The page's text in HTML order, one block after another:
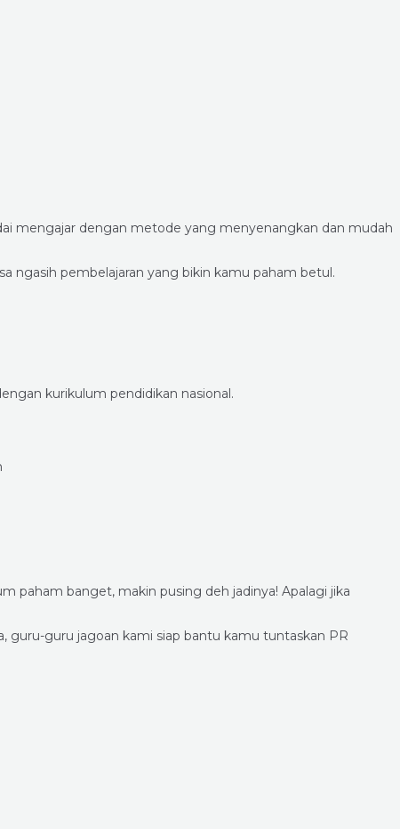
mengajar dengan metode yang menyenangkan dan mudah
ngasih pembelajaran yang bikin kamu paham betul.
kurikulum pendidikan nasional.
paham banget, makin pusing deh jadinya! Apalagi jika
guru-guru jagoan kami siap bantu kamu tuntaskan PR